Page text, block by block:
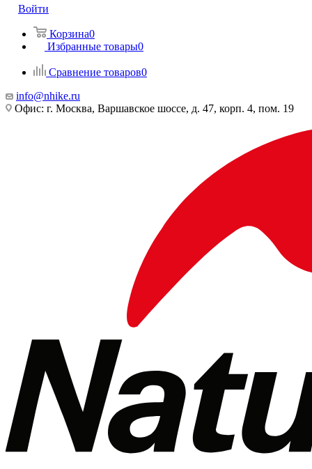
Войти
Корзина0
Избранные товары0
Сравнение товаров0
info@nhike.ru
Офис: г. Москва, Варшавское шоссе, д. 47, корп. 4, пом. 19